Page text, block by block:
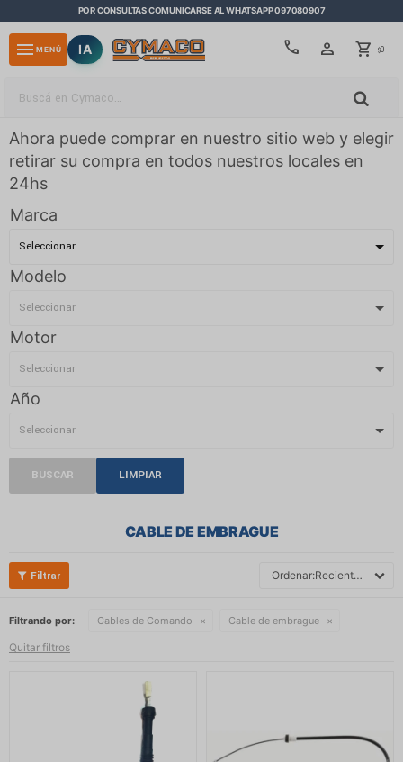
POR CONSULTAS COMUNICARSE AL WHATSAPP 097080907
call $0
menu MENÚ IA
Ahora puede comprar en nuestro sitio web y elegir
retirar su compra en todos nuestros locales en
24hs
Marca
Modelo
Motor
Año
BUSCAR LIMPIAR
CABLE DE EMBRAGUE
Recientes
Filtrando por: Cables de Comando Cable de embrague
Quitar filtros
close